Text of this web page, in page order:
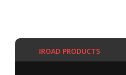
IROAD PRODUCTS